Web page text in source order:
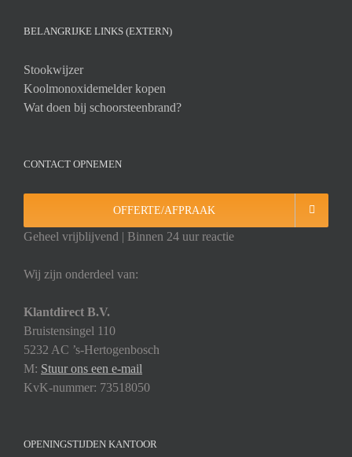
BELANGRIJKE LINKS (EXTERN)
Stookwijzer
Koolmonoxidemelder kopen
Wat doen bij schoorsteenbrand?
CONTACT OPNEMEN
OFFERTE/AFPRAAK
Geheel vrijblijvend | Binnen 24 uur reactie
Wij zijn onderdeel van:
Klantdirect B.V.
Bruistensingel 110
5232 AC ’s-Hertogenbosch
M: Stuur ons een e-mail
KvK-nummer: 73518050
OPENINGSTIJDEN KANTOOR